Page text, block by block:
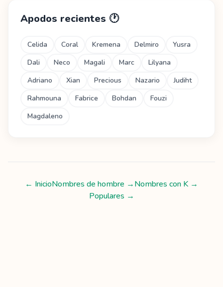
Apodos recientes 🕐
Celida Coral Kremena Delmiro
Yusra
Dali
Neco Magali Marc
Lilyana
Adriano
Xian Precious Nazario
Judiht
Rahmouna
Fabrice Bohdan
Fouzi
Magdaleno
← InicioNombres de hombre →Nombres con K →
Populares →